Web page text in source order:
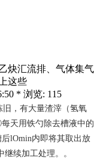
炔汇流排、气体集气
这些
* 浏览: 115
，有大量渣滓（氢氧
天用铁勺除去槽液中的
lOmin内即将其取出放
续加工处理。。